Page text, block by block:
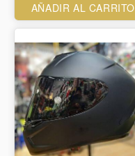
AÑADIR AL CARRITO